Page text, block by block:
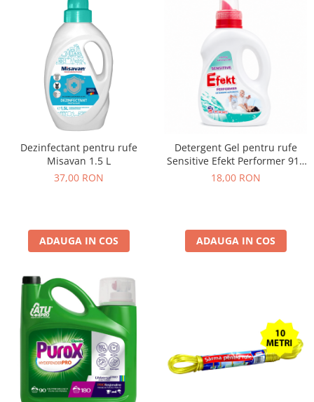
Dezinfectant pentru rufe
Misavan 1.5 L
37,00 RON
ADAUGA IN COS
Detergent Gel pentru rufe
Sensitive Efekt Performer 910
ml
18,00 RON
ADAUGA IN COS